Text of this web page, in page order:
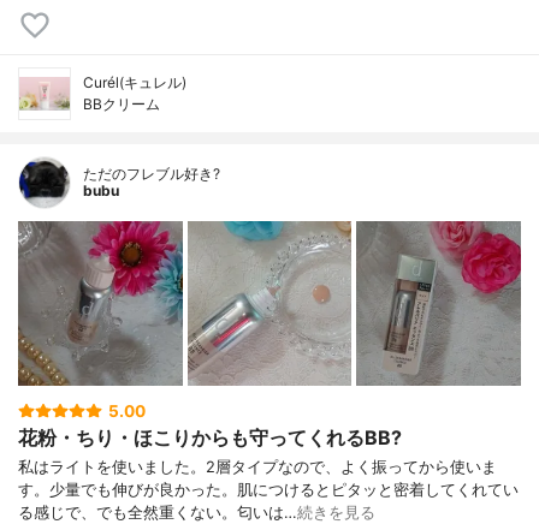
Curél(キュレル)
BBクリーム
ただのフレブル好き?
bubu
5.00
花粉・ちり・ほこりからも守ってくれるBB?
私はライトを使いました。2層タイプなので、よく振ってから使いま
す。少量でも伸びが良かった。肌につけるとピタッと密着してくれてい
る感じで、でも全然重くない。匂いは…続きを見る